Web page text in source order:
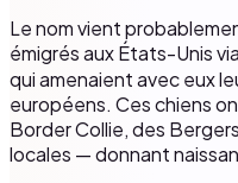
Le nom vient
émigrés aux États-Unis
qui amenaient avec eux
européens. Ces chiens
Border Collie, des
locales — donnant